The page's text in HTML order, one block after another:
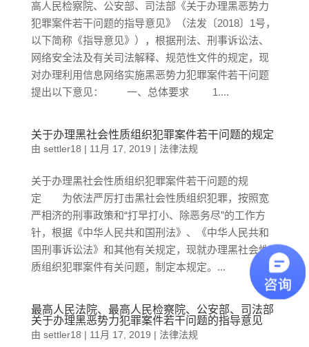
高人民检察院、公安部、司法部《关于办理黑恶势力
犯罪案件若干问题的指导意见》（法发〔2018〕1号，
以下简称《指导意见》），根据刑法、刑事诉讼法、
网络安全法及有关司法解释、规范性文件的规定，现
对办理利用信息网络实施黑恶势力犯罪案件若干问题
提出以下意见： 一、总体要求 1....
关于办理黑社会性质组织犯罪案件若干问题的规定
由 settler18 | 11月 17, 2019 | 法律法规
关于办理黑社会性质组织犯罪案件若干问题的规
定 为依法严厉打击黑社会性质组织犯罪，按照宽
严相济的刑事政策和“打早打小、除恶务尽”的工作方
针，根据《中华人民共和国刑法》、《中华人民共和
国刑事诉讼法》和其他有关规定，现就办理黑社会性
质组织犯罪案件有关问题，制定本规定。...
最高人民法院、最高人民检察院、公安部、司法部
关于办理黑恶势力犯罪案件若干问题的指导意见
由 settler18 | 11月 17, 2019 | 法律法规